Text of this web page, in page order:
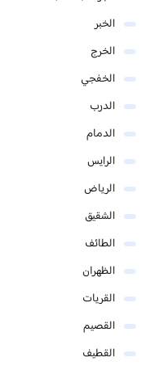
الخبر
الخرج
الخفجي
الدرب
الدمام
الرايس
الرياض
الشقيق
الطائف
الظهران
القريات
القصيم
القطيف